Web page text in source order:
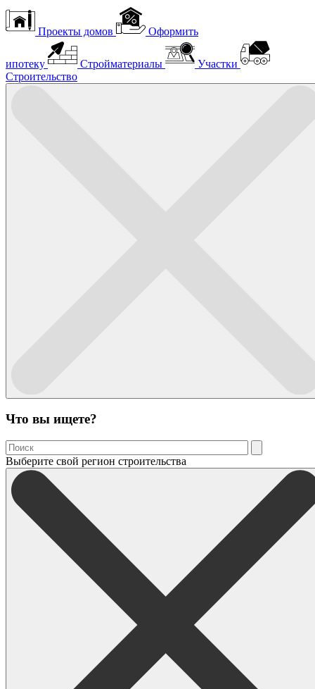
Проекты домов Оформить
ипотеку Стройматериалы
Участки
Строительство
Что вы ищете?
Выберите свой регион строительства